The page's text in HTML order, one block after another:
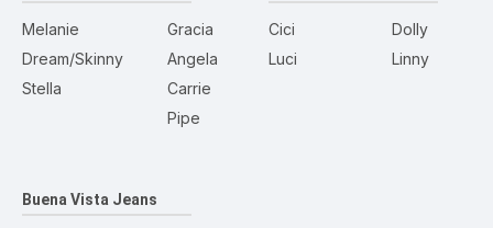
Melanie
Dream/Skinny
Stella
Gracia
Angela
Carrie
Pipe
Cici
Luci
Dolly
Linny
Buena Vista Jeans